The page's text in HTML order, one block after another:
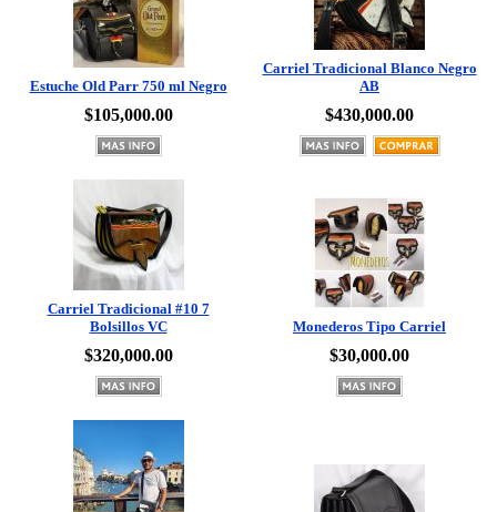
Estuche Old Parr 750 ml Negro
$105,000.00
Carriel Tradicional Blanco Negro
AB
$430,000.00
Carriel Tradicional #10 7
Bolsillos VC
$320,000.00
Monederos Tipo Carriel
$30,000.00